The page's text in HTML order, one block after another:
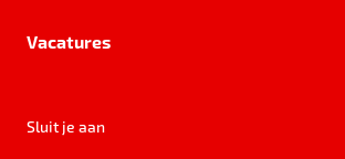
Vacatures
Sluit je aan